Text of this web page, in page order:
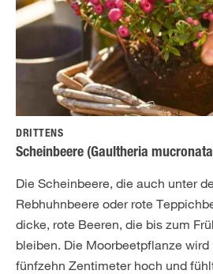
DRITTENS
Scheinbeere (Gaultheria
Die Scheinbeere, die auch unter
Rebhuhnbeere oder rote
dicke, rote Beeren, die bis zum
bleiben. Die Moorbeetpflanze
fünfzehn Zentimeter hoch und